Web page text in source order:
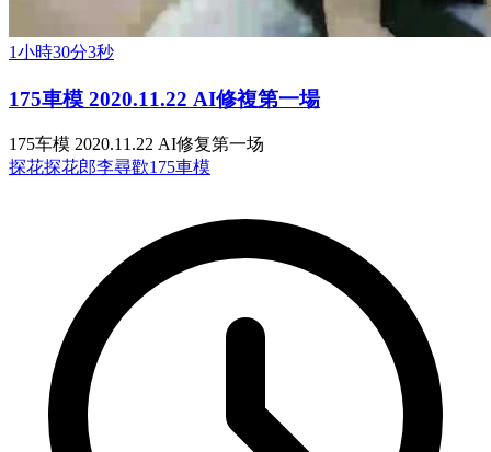
1小時30分3秒
175車模 2020.11.22 AI修複第一場
175车模 2020.11.22 AI修复第一场
探花探花郎李尋歡175車模